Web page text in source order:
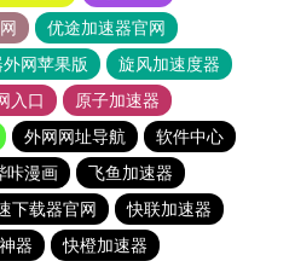
优途加速器官网
网苹果版
旋风加速度器
入口
原子加速器
外网网址导航
软件中心
咔漫画
飞鱼加速器
下载器官网
快联加速器
器
快橙加速器